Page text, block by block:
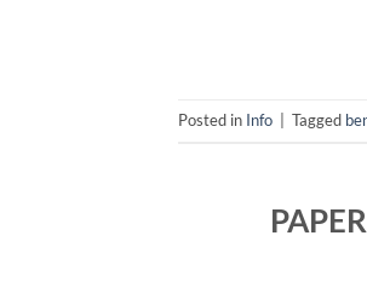
Posted in Info Tagged